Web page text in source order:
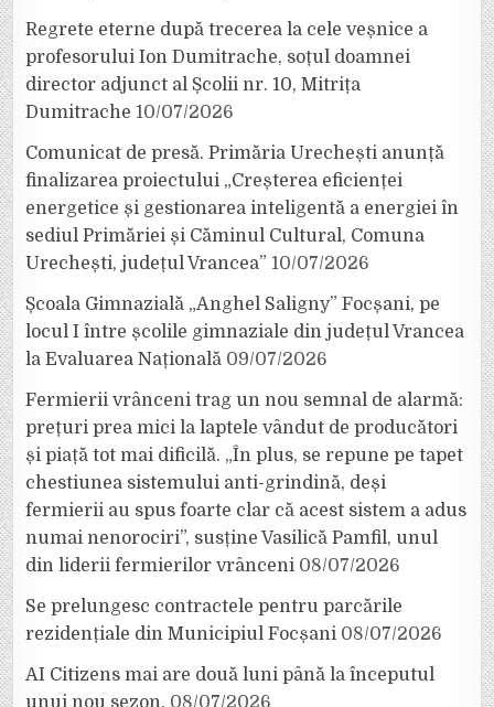
Regrete eterne după trecerea la cele veșnice a
profesorului Ion Dumitrache, soțul doamnei
director adjunct al Școlii nr. 10, Mitrița
Dumitrache 10/07/2026
Comunicat de presă. Primăria Urechești anunță
finalizarea proiectului „Creșterea eficienței
energetice și gestionarea inteligentă a energiei în
sediul Primăriei și Căminul Cultural, Comuna
Urechești, județul Vrancea” 10/07/2026
Școala Gimnazială „Anghel Saligny” Focșani, pe
locul I între școlile gimnaziale din județul Vrancea
la Evaluarea Națională 09/07/2026
Fermierii vrânceni trag un nou semnal de alarmă:
prețuri prea mici la laptele vândut de producători
și piață tot mai dificilă. „În plus, se repune pe tapet
chestiunea sistemului anti-grindină, deși
fermierii au spus foarte clar că acest sistem a adus
numai nenorociri”, susține Vasilică Pamfil, unul
din liderii fermierilor vrânceni 08/07/2026
Se prelungesc contractele pentru parcările
rezidențiale din Municipiul Focșani 08/07/2026
AI Citizens mai are două luni până la începutul
unui nou sezon. 08/07/2026